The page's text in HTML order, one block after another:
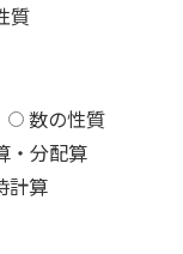
質
数の性質
・分配算
計算